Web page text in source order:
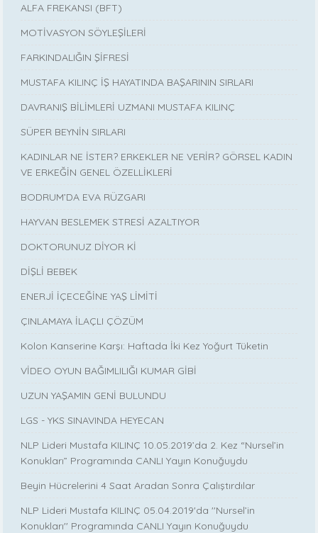
ALFA FREKANSI (BFT)
MOTİVASYON SÖYLEŞİLERİ
FARKINDALIĞIN ŞİFRESİ
MUSTAFA KILINÇ İŞ HAYATINDA BAŞARININ SIRLARI
DAVRANIŞ BİLİMLERİ UZMANI MUSTAFA KILINÇ
SÜPER BEYNİN SIRLARI
KADINLAR NE İSTER? ERKEKLER NE VERİR? GÖRSEL KADIN
VE ERKEĞİN GENEL ÖZELLİKLERİ
BODRUM’DA EVA RÜZGARI
HAYVAN BESLEMEK STRESİ AZALTIYOR
DOKTORUNUZ DİYOR Kİ
DİŞLİ BEBEK
ENERJİ İÇECEĞİNE YAŞ LİMİTİ
ÇINLAMAYA İLAÇLI ÇÖZÜM
Kolon Kanserine Karşı: Haftada İki Kez Yoğurt Tüketin
VİDEO OYUN BAĞIMLILIĞI KUMAR GİBİ
UZUN YAŞAMIN GENİ BULUNDU
LGS - YKS SINAVINDA HEYECAN
NLP Lideri Mustafa KILINÇ 10.05.2019’da 2. Kez “Nursel’in
Konukları” Programında CANLI Yayın Konuğuydu
Beyin Hücrelerini 4 Saat Aradan Sonra Çalıştırdılar
NLP Lideri Mustafa KILINÇ 05.04.2019'da ''Nursel’in
Konukları'' Programında CANLI Yayın Konuğuydu